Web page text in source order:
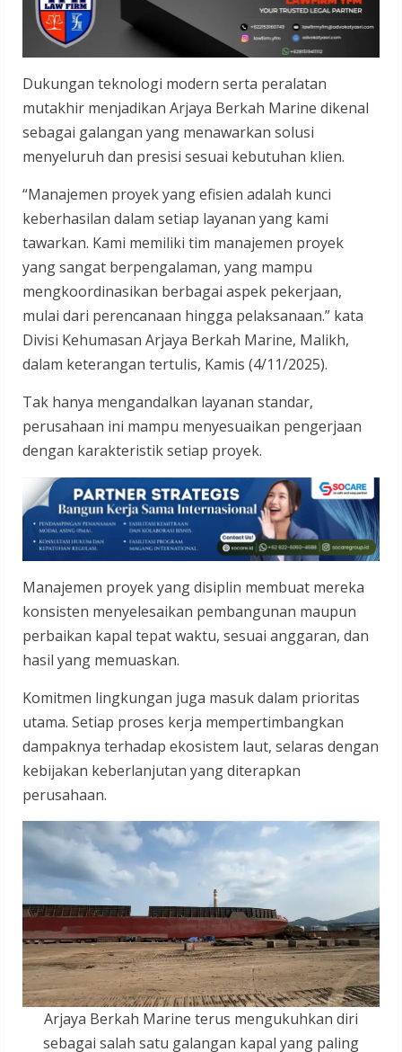
Dukungan teknologi modern serta peralatan
mutakhir menjadikan Arjaya Berkah Marine dikenal
sebagai galangan yang menawarkan solusi
menyeluruh dan presisi sesuai kebutuhan klien.
“Manajemen proyek yang efisien adalah kunci
keberhasilan dalam setiap layanan yang kami
tawarkan. Kami memiliki tim manajemen proyek
yang sangat berpengalaman, yang mampu
mengkoordinasikan berbagai aspek pekerjaan,
mulai dari perencanaan hingga pelaksanaan.” kata
Divisi Kehumasan Arjaya Berkah Marine, Malikh,
dalam keterangan tertulis, Kamis (4/11/2025).
Tak hanya mengandalkan layanan standar,
perusahaan ini mampu menyesuaikan pengerjaan
dengan karakteristik setiap proyek.
Manajemen proyek yang disiplin membuat mereka
konsisten menyelesaikan pembangunan maupun
perbaikan kapal tepat waktu, sesuai anggaran, dan
hasil yang memuaskan.
Komitmen lingkungan juga masuk dalam prioritas
utama. Setiap proses kerja mempertimbangkan
dampaknya terhadap ekosistem laut, selaras dengan
kebijakan keberlanjutan yang diterapkan
perusahaan.
Arjaya Berkah Marine terus mengukuhkan diri
sebagai salah satu galangan kapal yang paling